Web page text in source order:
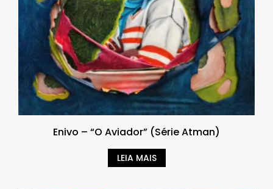
Enivo – “O Aviador” (Série Atman)
LEIA MAIS